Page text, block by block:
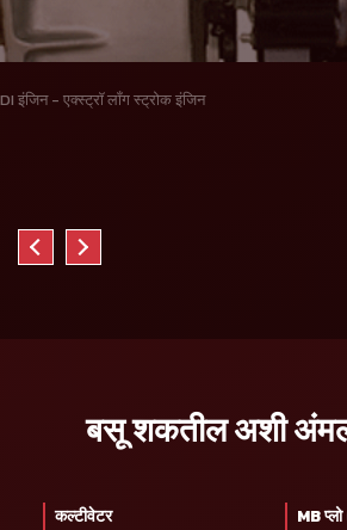
DI इंजिन - एक्स्ट्रॉ लॉंग स्ट्रोक इंजिन
बसू शकतील अशी
कल्टीवेटर
MB